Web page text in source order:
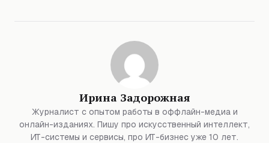
Ирина Задорожная
Журналист с опытом работы в оффлайн-медиа и
онлайн-изданиях. Пишу про искусственный интеллект,
ИТ-системы и сервисы, про ИТ-бизнес уже 10 лет.